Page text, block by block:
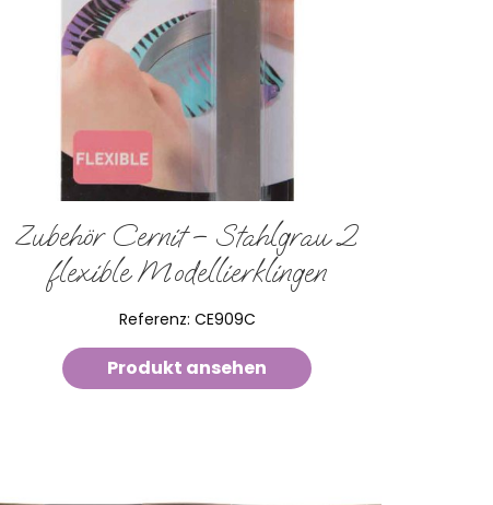
Zubehör Cernit – Stahlgrau 2
flexible Modellierklingen
Referenz: CE909C
Produkt ansehen